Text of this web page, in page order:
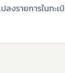
งรายการในท